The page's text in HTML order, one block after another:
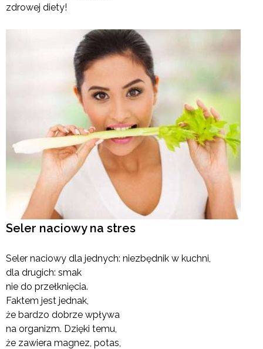
zdrowej diety!
Seler naciowy na stres
Seler naciowy dla jednych: niezbędnik w kuchni,
dla drugich: smak
nie do przełknięcia.
Faktem jest jednak,
że bardzo dobrze wpływa
na organizm. Dzięki temu,
że zawiera magnez, potas,